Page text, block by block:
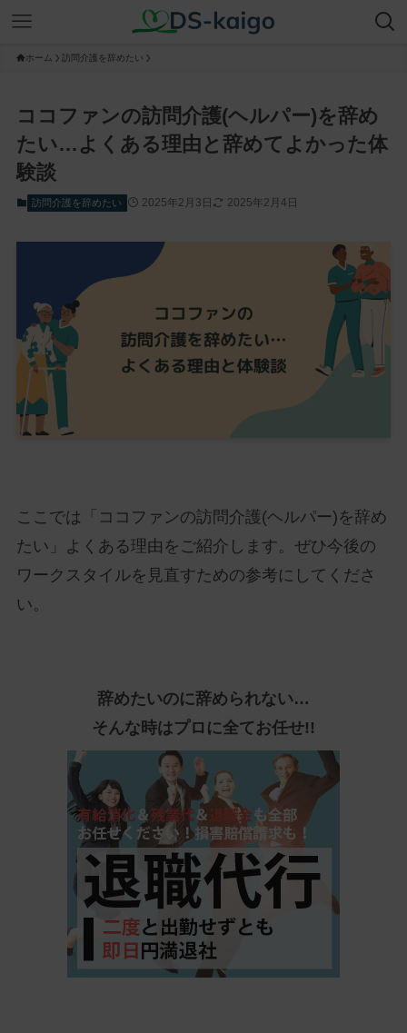
ホーム 訪問介護を辞めたい
ココファンの訪問介護(ヘルパー)を辞め
たい…よくある理由と辞めてよかった体
験談
訪問介護を辞めたい 2025年2月3日 2025年2月4日
ここでは「ココファンの訪問介護(ヘルパー)を辞め
たい」よくある理由をご紹介します。ぜひ今後の
ワークスタイルを見直すための参考にしてくださ
い。
辞めたいのに辞められない…
そんな時はプロに全てお任せ!!